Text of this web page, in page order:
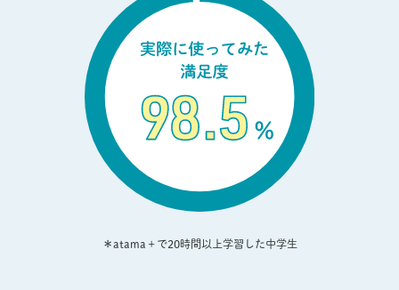
＊atama＋で20時間以上学習した中学生